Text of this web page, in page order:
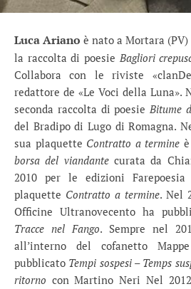
Luca Ariano è nato a Mortara
la raccolta di poesie Bagliori
Collabora con le riviste
redattore de «Le Voci della Luna».
seconda raccolta di poesie Bitume
del Bradipo di Lugo di Romagna.
sua plaquette Contratto a termine
borsa del viandantecurata da
2010 per le edizioni
plaquette Contratto a termine. Nel
Officine Ultranovecento ha
Tracce nel Fango. Sempre nel
all’interno del cofanetto
pubblicato Tempi sospesi – Temps
ritorno con Martino Neri Nel